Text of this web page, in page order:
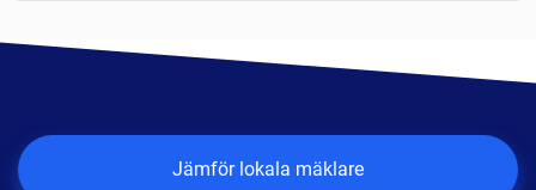
Jämför lokala mäklare